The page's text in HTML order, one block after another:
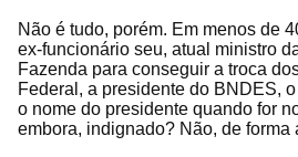
Não é tudo, porém. Em menos de
ex-funcionário seu, atual ministro
Fazenda para conseguir a troca
Federal, a presidente do BNDES,
o nome do presidente quando for
embora, indignado? Não, de